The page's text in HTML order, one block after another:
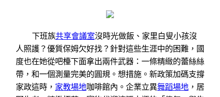
下班族共享會議室沒時光做飯、家里白叟小孩沒
人照護？優質保姆欠好找？針對這些生涯中的困難，國
度也在她從吧檯下面拿出兩件武器：一條精緻的蕾絲絲
帶，和一個測量完美的圓規。想措施。新政策加碼支撐
家政這時， 家教場地咖啡館內。企業立異舞蹈場地 ，居